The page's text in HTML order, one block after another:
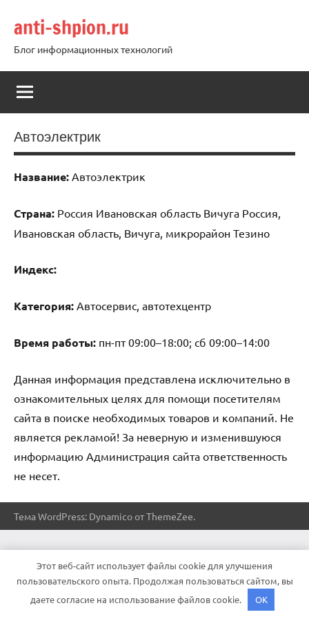
содержимому
anti-shpion.ru
Блог информационных технологий
Автоэлектрик
Название: Автоэлектрик
Страна: Россия Ивановская область Вичуга Россия,
Ивановская область, Вичуга, микрорайон Тезино
Индекс:
Категория: Автосервис, автотехцентр
Время работы: пн-пт 09:00–18:00; сб 09:00–14:00
Данная информация представлена исключительно в
ознакомительных целях для помощи посетителям
сайта в поиске необходимых товаров и компаний. Не
является рекламой! За неверную и изменившуюся
информацию Администрация сайта ответственность
не несет.
Тема WordPress: Dynamico от ThemeZee.
Этот веб-сайт использует файлы cookie для улучшения
пользовательского опыта. Продолжая пользоваться сайтом, вы
даете согласие на использование файлов cookie.
OK